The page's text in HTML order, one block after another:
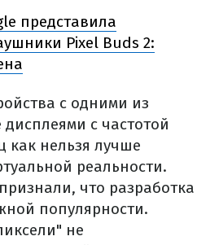
представила
Pixel Buds 2:
с одними из
с частотой
как нельзя лучше
реальности.
что разработка
популярности.
не